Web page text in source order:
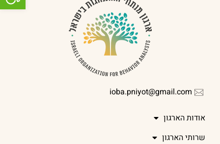
ioba.pniyot@gmail.com
אודות הארגון
שרותי הארגון